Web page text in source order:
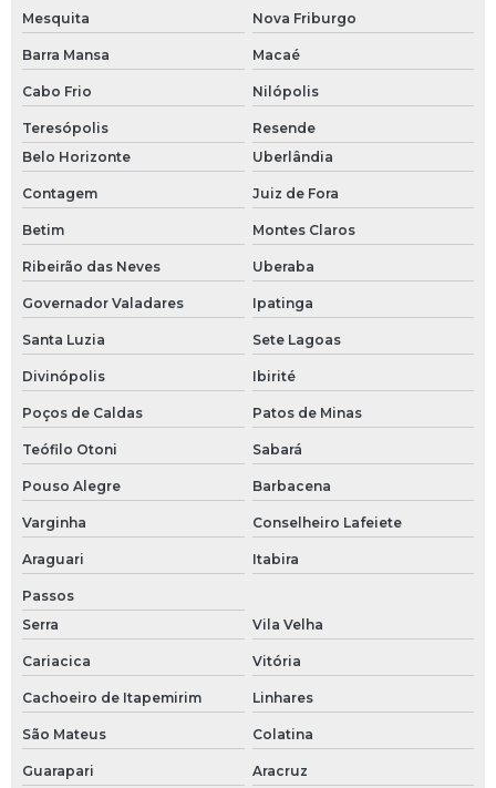
Bobina solenoide 24v
Bucha de redução 1 x 3 4
Camlock
Camlock macho
Conexão din
Conexão inox 304
Conexão od inox
Conexão sanitária sms
Conexão sms inox
Conexão tipo sms
Conexões de aço inoxidável
Conexões de inox
Conexões em aço inox
Conexões em aço inox 316
Conexões hidráulicas em aço inox
Mesquita Nova Friburgo
Barra Mansa Macaé
Cabo Frio Nilópolis
Teresópolis
Resende
Belo Horizonte
Uberlândia
Contagem Juiz de Fora
Betim Montes Claros
Ribeirão das Neves Uberaba
Governador Valadares Ipatinga
Santa Luzia Sete Lagoas
Divinópolis Ibirité
Poços de Caldas Patos de Minas
Teófilo Otoni Sabará
Pouso Alegre Barbacena
Varginha Conselheiro Lafeiete
Araguari Itabira
Passos
Serra
Vila Velha
Cariacica Vitória
Cachoeiro de Itapemirim Linhares
São Mateus Colatina
Guarapari Aracruz